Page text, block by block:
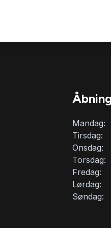
Mandag:
Tirsdag:
Onsdag:
Torsdag:
Fredag:
Lørdag:
Søndag: